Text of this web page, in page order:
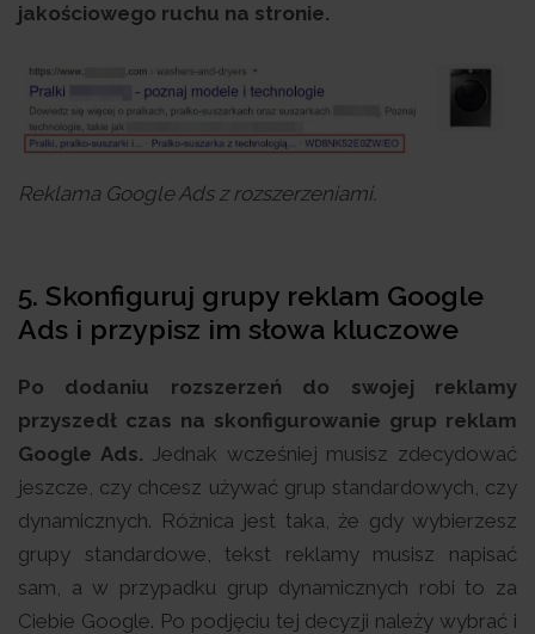
jakościowego ruchu na stronie.
Reklama Google Ads z rozszerzeniami.
5. Skonfiguruj grupy reklam Google
Ads i przypisz im słowa kluczowe
Po dodaniu rozszerzeń do swojej reklamy
przyszedł czas na skonfigurowanie grup reklam
Google Ads. Jednak wcześniej musisz zdecydować
jeszcze, czy chcesz używać grup standardowych, czy
dynamicznych. Różnica jest taka, że gdy wybierzesz
grupy standardowe, tekst reklamy musisz napisać
sam, a w przypadku grup dynamicznych robi to za
Ciebie Google. Po podjęciu tej decyzji należy wybrać i